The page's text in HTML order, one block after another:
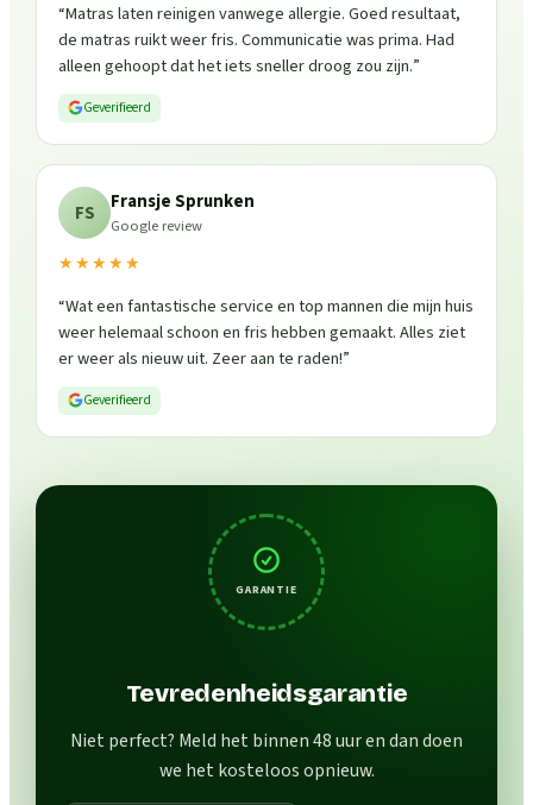
“Matras laten reinigen vanwege allergie. Goed resultaat,
de matras ruikt weer fris. Communicatie was prima. Had
alleen gehoopt dat het iets sneller droog zou zijn.”
Geverifieerd
FS Fransje Sprunken
Google review
★★★★★
“Wat een fantastische service en top mannen die mijn huis
weer helemaal schoon en fris hebben gemaakt. Alles ziet
er weer als nieuw uit. Zeer aan te raden!”
Geverifieerd
GARANTIE
Tevredenheidsgarantie
Niet perfect? Meld het binnen 48 uur en dan doen
we het kosteloos opnieuw.